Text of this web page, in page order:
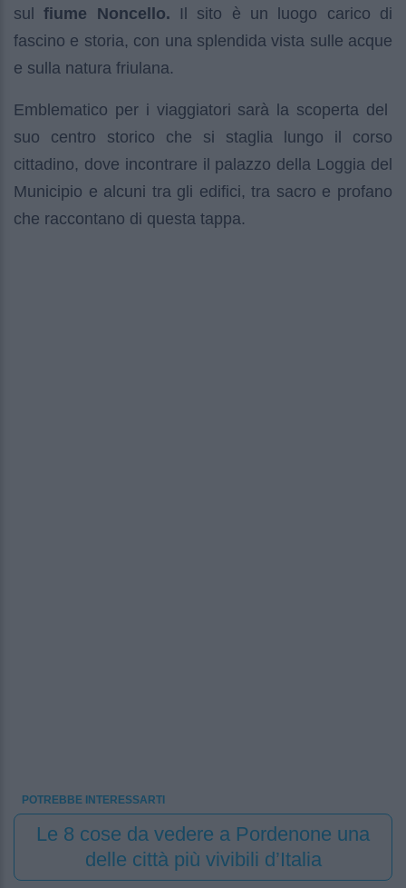
sulfiume Noncello. Il sito è un luogo carico di
fascino e storia, con una splendida vista sulle acque
e sulla natura friulana.
Emblematico per i viaggiatori sarà la scoperta del
suo centro storico che si staglia lungo il corso
cittadino, dove incontrare il palazzo della Loggia del
Municipio e alcuni tra gli edifici, tra sacro e profano
che raccontano di questa tappa.
POTREBBE INTERESSARTI
Le 8 cose da vedere a Pordenone una
delle città più vivibili d’Italia